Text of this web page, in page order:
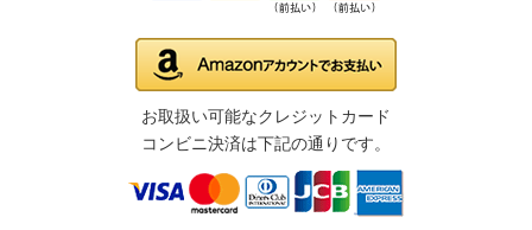
お取扱い可能なクレジットカード
コンビニ決済は下記の通りです。